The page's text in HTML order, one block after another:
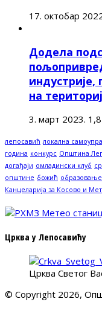
17. октобар
Додела
на
3. март 2023.
лепосавић локална
година конкурс Општина
догађаји омладински клуб
општине божић образовање
Канцеларија за Косово и
Црква у Лепосавићу
Црква Светог
© Copyright 2026,